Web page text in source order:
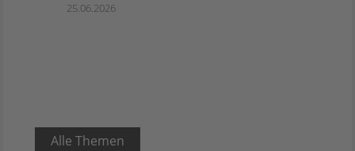
25.06.2026
Alle Themen